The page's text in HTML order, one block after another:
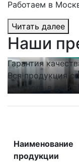
Работаем в
Читать далее
Наши
Гарантия
Вся продукция
контроль в
Наименование
продукции